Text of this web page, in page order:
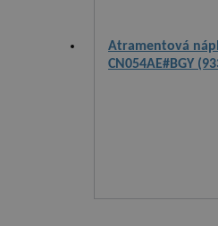
Atramentová
CN054AE#BGY